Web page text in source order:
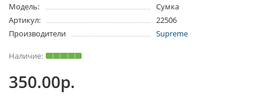
Модель:
Сумка
Артикул:
22506
Производители
Supreme
350.00р.